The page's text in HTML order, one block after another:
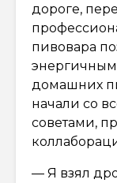
дороге,
пивовара
домашних
начали со
советами,
— Я взял